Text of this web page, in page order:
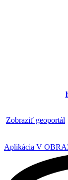
Zobraziť geoportál
Aplikácia V